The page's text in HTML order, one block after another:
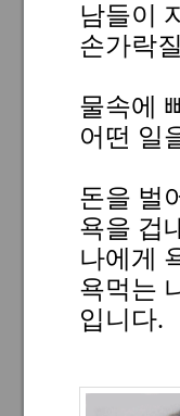
남들이
손가락
물속에
어떤 일
돈을 벌
욕을 겁
나에게
욕먹는
입니다.